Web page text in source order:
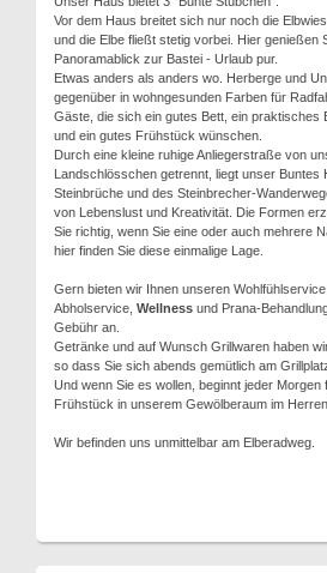
Vor dem Haus breitet sich nur noch die
und die Elbe fließt stetig vorbei. Hier genießen
Panoramablick zur Bastei - Urlaub pur.
Etwas anders als anders wo. Herberge und
gegenüber in wohngesunden Farben für
Gäste, die sich ein gutes Bett, ein praktisches
und ein gutes Frühstück wünschen.
Durch eine kleine ruhige Anliegerstraße von
Landschlösschen getrennt, liegt unser Buntes
Steinbrüche und des Steinbrecher-
von Lebenslust und Kreativität. Die Formen
Sie richtig, wenn Sie eine oder auch mehrere
hier finden Sie diese einmalige Lage.
Gern bieten wir Ihnen unseren
Abholservice, Wellness und Prana-
Gebühr an.
Getränke und auf Wunsch Grillwaren haben
so dass Sie sich abends gemütlich am
Und wenn Sie es wollen, beginnt jeder Morgen
Frühstück in unserem Gewölberaum im
Wir befinden uns unmittelbar am Elberadweg.